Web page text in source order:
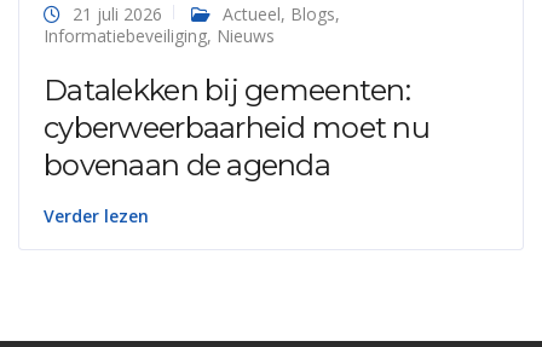
21 juli 2026 Actueel, Blogs,
Informatiebeveiliging, Nieuws
Datalekken bij gemeenten:
cyberweerbaarheid moet nu
bovenaan de agenda
Verder lezen